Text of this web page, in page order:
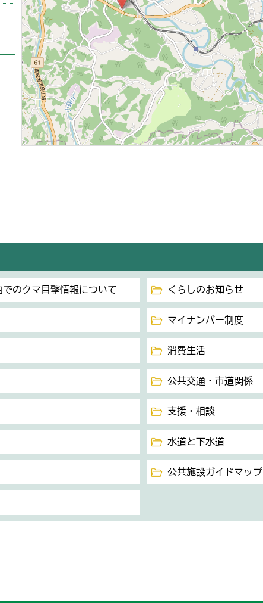
でのクマ目撃情報について くらしのお知らせ
マイナンバー制度
消費生活
公共交通・市道関係
支援・相談
水道と下水道
公共施設ガイドマップ